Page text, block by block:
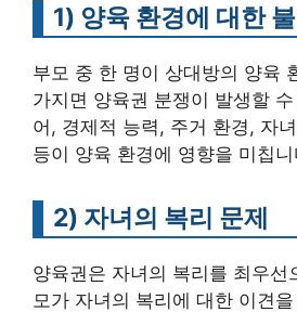
1) 양육 환경에 대한
부모 중 한 명이 상대방의 양육
가지면 양육권 분쟁이 발생할
어, 경제적 능력, 주거 환경, 자
등이 양육 환경에 영향을 미칩니
2) 자녀의 복리 문제
양육권은 자녀의 복리를 최우선
모가 자녀의 복리에 대한 이견